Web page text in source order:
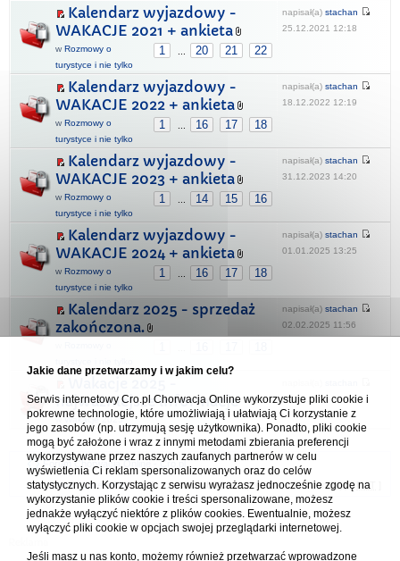
Kalendarz wyjazdowy -
WAKACJE 2021 + ankieta
1 ... 20 21 22
w Rozmowy o
turystyce i nie tylko
napisał(a) stachan
25.12.2021 12:18
Kalendarz wyjazdowy -
WAKACJE 2022 + ankieta
1 ... 16 17 18
w Rozmowy o
turystyce i nie tylko
napisał(a) stachan
18.12.2022 12:19
Kalendarz wyjazdowy -
WAKACJE 2023 + ankieta
1 ... 14 15 16
w Rozmowy o
turystyce i nie tylko
napisał(a) stachan
31.12.2023 14:20
Kalendarz wyjazdowy -
WAKACJE 2024 + ankieta
1 ... 16 17 18
w Rozmowy o
turystyce i nie tylko
napisał(a) stachan
01.01.2025 13:25
Kalendarz 2025 - sprzedaż
zakończona.
napisał(a) stachan
02.02.2025 11:56
najważniejsze informacje
wWakacje 2025
01.05.2023 16:53
Forum Chorwacja Online - Cro.pl
Usuń ciasteczka• Strefa czasowa: UTC + 1 (Polska - czas zimowy) [ DST
Jakie dane przetwarzamy i w jakim celu?
Serwis internetowy Cro.pl Chorwacja Online wykorzystuje pliki cookie i
pokrewne technologie, które umożliwiają i ułatwiają Ci korzystanie z
jego zasobów (np. utrzymują sesję użytkownika). Ponadto, pliki cookie
mogą być założone i wraz z innymi metodami zbierania preferencji
wykorzystywane przez naszych zaufanych partnerów w celu
wyświetlenia Ci reklam spersonalizowanych oraz do celów
statystycznych. Korzystając z serwisu wyrażasz jednocześnie zgodę na
wykorzystanie plików cookie i treści spersonalizowane, możesz
jednakże wyłączyć niektóre z plików cookies. Ewentualnie, możesz
wyłączyć pliki cookie w opcjach swojej przeglądarki internetowej.
Jeśli masz u nas konto, możemy również przetwarzać wprowadzone